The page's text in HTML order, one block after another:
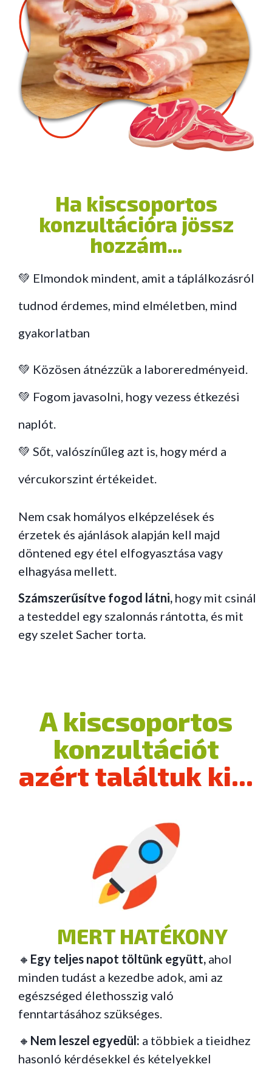
Ha kiscsoportos
konzultációra jössz
hozzám...
💚 Elmondok mindent, amit a táplálkozásról
tudnod érdemes, mind elméletben, mind
gyakorlatban
💚 Közösen átnézzük a laboreredményeid.
💚 Fogom javasolni, hogy vezess étkezési
naplót.
💚 Sőt, valószínűleg azt is, hogy mérd a
vércukorszint értékeidet.
Nem csak homályos elképzelések és
érzetek és ajánlások alapján kell majd
döntened egy étel elfogyasztása vagy
elhagyása mellett.
Számszerűsítve fogod látni, hogy mit csinál
a testeddel egy szalonnás rántotta, és mit
egy szelet Sacher torta.
A kiscsoportos
konzultációt
azért találtuk ki...
MERT HATÉKONY
🔸 Egy teljes napot töltünk együtt, ahol
minden tudást a kezedbe adok, ami az
egészséged élethosszig való
fenntartásához szükséges.
🔸 Nem leszel egyedül: a többiek a tieidhez
hasonló kérdésekkel és kételyekkel